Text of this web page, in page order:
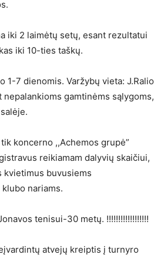
iki 2 laimėtų setų, esant rezultatui
iki 10-ties taškų.
1-7 dienomis. Varžybų vieta: J.Ralio
gamtinėms sąlygoms,
koncerno ,,Achemos grupė”
reikiamam dalyvių skaičiui,
kvietimus buvusiems
nariams.
tenisui-30 metų. !!!!!!!!!!!!!!!!!!
atvejų kreiptis į turnyro